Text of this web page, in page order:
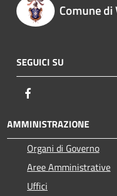
Comune
SEGUICI SU
AMMINISTRAZIONE
Organi di Governo
Aree Amministrative
Uffici